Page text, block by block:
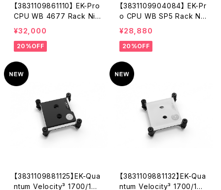
【3831109861110】 EK-Pro
CPU WB 4677 Rack Ni
+ Acetal
¥32,000
20%OFF
【3831109904084】 EK-Pr
o CPU WB SP5 Rack Ni
+ Acetal
¥28,880
20%OFF
【3831109881125】EK-Qua
ntum Velocity³ 1700/185
【3831109881132】EK-Qua
ntum Velocity³ 1700/185